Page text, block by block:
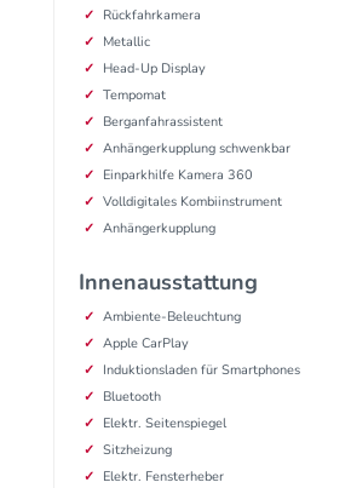
Rückfahrkamera
Metallic
Head-Up Display
Tempomat
Berganfahrassistent
Anhängerkupplung schwenkbar
Einparkhilfe Kamera 360
Volldigitales Kombiinstrument
Anhängerkupplung
Innenausstattung
Ambiente-Beleuchtung
Apple CarPlay
Induktionsladen für Smartphones
Bluetooth
Elektr. Seitenspiegel
Sitzheizung
Elektr. Fensterheber